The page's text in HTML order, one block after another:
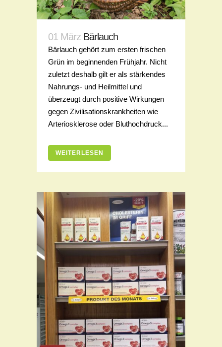
01 März Bärlauch
Bärlauch gehört zum ersten frischen
Grün im beginnenden Frühjahr. Nicht
zuletzt deshalb gilt er als stärkendes
Nahrungs- und Heilmittel und
überzeugt durch positive Wirkungen
gegen Zivilisationskrankheiten wie
Arteriosklerose oder Bluthochdruck...
WEITERLESEN